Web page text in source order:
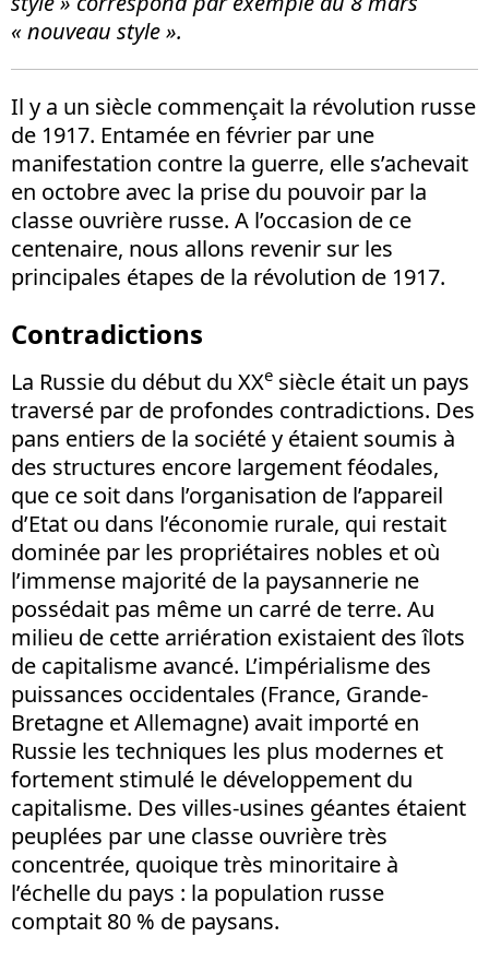
« nouveau style ».
Il y a un siècle commençait la révolution russe
de 1917. Entamée en février par une
manifestation contre la guerre, elle s’achevait
en octobre avec la prise du pouvoir par la
classe ouvrière russe. A l’occasion de ce
centenaire, nous allons revenir sur les
principales étapes de la révolution de 1917.
Contradictions
La Russie du début du XXe siècle était un pays
traversé par de profondes contradictions. Des
pans entiers de la société y étaient soumis à
des structures encore largement féodales,
que ce soit dans l’organisation de l’appareil
d’Etat ou dans l’économie rurale, qui restait
dominée par les propriétaires nobles et où
l’immense majorité de la paysannerie ne
possédait pas même un carré de terre. Au
milieu de cette arriération existaient des îlots
de capitalisme avancé. L’impérialisme des
puissances occidentales (France, Grande-
Bretagne et Allemagne) avait importé en
Russie les techniques les plus modernes et
fortement stimulé le développement du
capitalisme. Des villes-usines géantes étaient
peuplées par une classe ouvrière très
concentrée, quoique très minoritaire à
l’échelle du pays : la population russe
comptait 80 % de paysans.